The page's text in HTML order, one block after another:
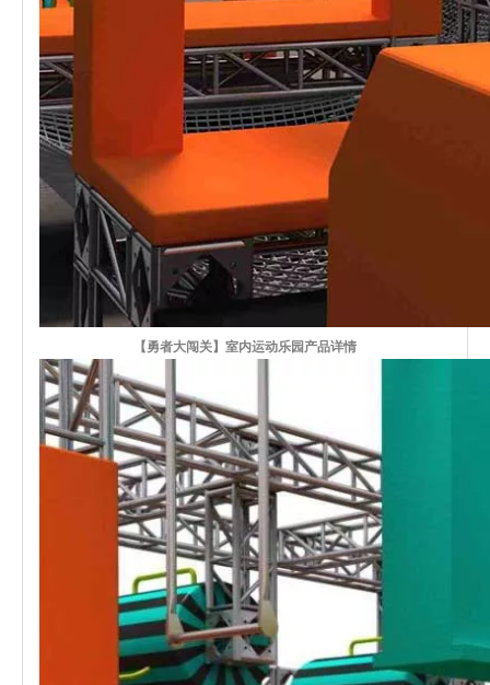
【勇者大闯关】室内运动乐园产品详情